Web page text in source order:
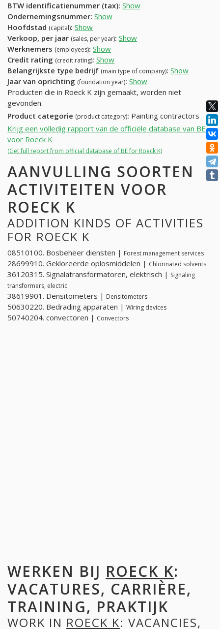
BTW identificatienummer (tax): Show
Ondernemingsnummer: Show
Hoofdstad (capital): Show
Verkoop, per jaar (sales, per year): Show
Werknemers (employees): Show
Credit rating (credit rating): Show
Belangrijkste type bedrijf (main type of company): Show
Jaar van oprichting (foundation year): Show
Producten die in Roeck K zijn gemaakt, worden niet
gevonden.
Product categorie (product category): Painting contractors
Krijg een volledig rapport van de officiële database van BE
voor Roeck K
(Get full report from official database of BE for Roeck K)
AANVULLING SOORTEN
ACTIVITEITEN VOOR
ROECK K
ADDITION KINDS OF ACTIVITIES
FOR ROECK K
08510100. Bosbeheer diensten | Forest management services
28699910. Gekloreerde oplosmiddelen | Chlorinated solvents
36120315. Signalatransformatoren, elektrisch | Signaling
transformers, electric
38619901. Densitometers | Densitometers
50630220. Bedrading apparaten | Wiring devices
50740204. convectoren | Convectors
WERKEN BIJ ROECK K:
VACATURES, CARRIÈRE,
TRAINING, PRAKTIJK
WORK IN ROECK K: VACANCIES,